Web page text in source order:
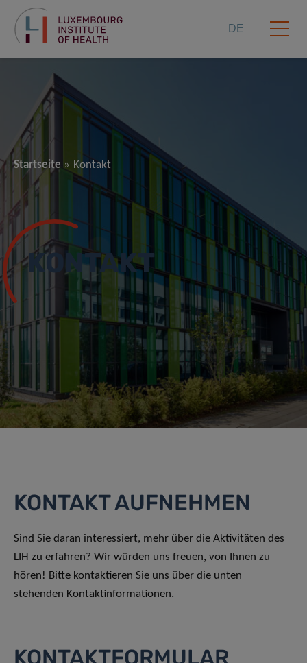
DE
Startseite Kontakt
KONTAKT
KONTAKT AUFNEHMEN
Sind Sie daran interessiert, mehr über die Aktivitäten des
LIH zu erfahren? Wir würden uns freuen, von Ihnen zu
hören! Bitte kontaktieren Sie uns über die unten
stehenden Kontaktinformationen.
KONTAKTFORMULAR